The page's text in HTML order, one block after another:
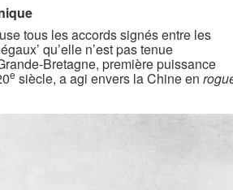
tous les accords signés entre les
qu’elle n’est pas tenue
Bretagne, première puissance
e siècle, a agi envers la Chine en